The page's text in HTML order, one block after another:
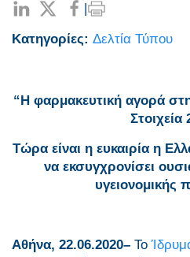
Κατηγορίες: Δελτία Τύπου
“Η φαρμακευτική αγορά
Στοιχεία
Τώρα είναι η ευκαιρία η
να εκσυγχρονίσει
υγειονομικής
Αθήνα, 22.06.2020– Το